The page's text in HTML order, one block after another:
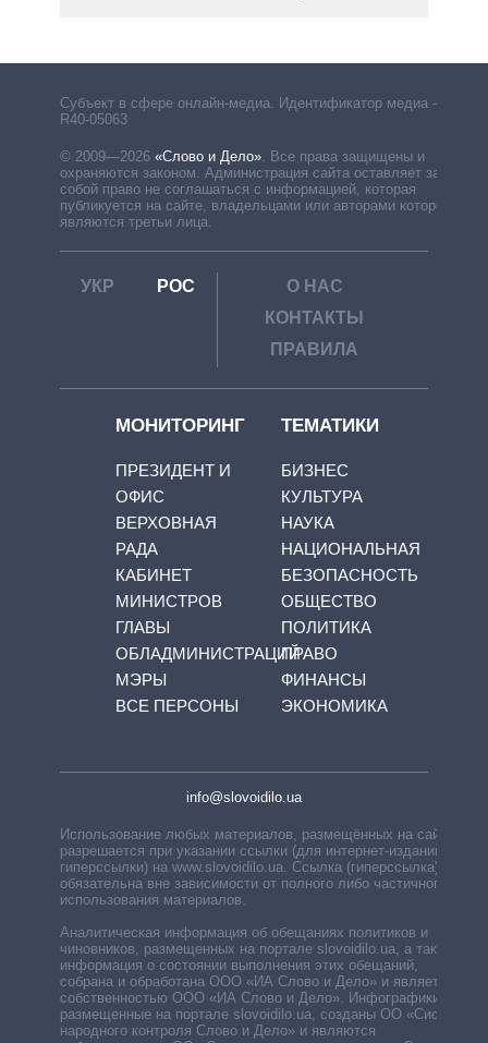
Субъект в сфере онлайн-медиа. Идентификатор медиа –
R40-05063
© 2009—2026 «Слово и Дело»
Все права защищены и
охраняются законом. Администрация сайта оставляет за
собой право не соглашаться с информацией, которая
публикуется на сайте, владельцами или авторами которой
являются третьи лица.
УКР РОС
О НАС
КОНТАКТЫ
ПРАВИЛА
МОНИТОРИНГ
ПРЕЗИДЕНТ И
ОФИС
ВЕРХОВНАЯ
РАДА
КАБИНЕТ
МИНИСТРОВ
ГЛАВЫ
ОБЛАДМИНИСТРАЦИЙ
МЭРЫ
ВСЕ ПЕРСОНЫ
ТЕМАТИКИ
БИЗНЕС
КУЛЬТУРА
НАУКА
НАЦИОНАЛЬНАЯ
БЕЗОПАСНОСТЬ
ОБЩЕСТВО
ПОЛИТИКА
ПРАВО
ФИНАНСЫ
ЭКОНОМИКА
info@slovoidilo.ua
Использование любых материалов, размещённых на сайте,
разрешается при указании ссылки (для интернет-изданий —
гиперссылки) на www.slovoidilo.ua. Ссылка (гиперссылка)
обязательна вне зависимости от полного либо частичного
использования материалов.
Аналитическая информация об обещаниях политиков и
чиновников, размещенных на портале slovoidilo.ua, а также
информация о состоянии выполнения этих обещаний,
собрана и обработана ООО «ИА Слово и Дело» и является
собственностью ООО «ИА Слово и Дело». Инфографики,
размещенные на портале slovoidilo.ua, созданы ОО «Система
народного контроля Слово и Дело» и являются